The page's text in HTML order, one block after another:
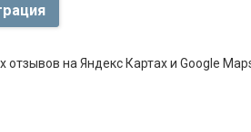
на Яндекс Картах и Google